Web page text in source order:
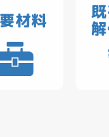
材料